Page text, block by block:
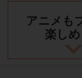
アニメも
楽しめ